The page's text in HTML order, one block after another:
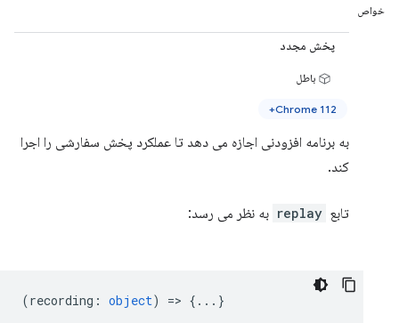
خواص
پخش مجدد
باطل
Chrome 112+
به برنامه افزودنی اجازه می دهد تا عملکرد پخش سفارشی را اجرا
کند.
تابع replay به نظر می رسد:
(recording : object) => {...}